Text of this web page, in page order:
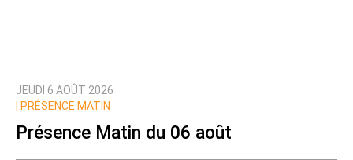
Prévenez-moi de tous les nouveaux commentaires
JEUDI 6 AOÛT 2026
PRÉSENCE MATIN
Présence Matin du 06 août